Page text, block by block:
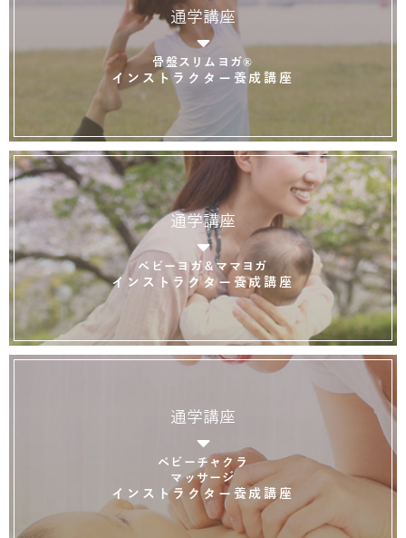
通学講座
骨盤スリムヨガ®
インストラクター養成講座
通学講座
ベビーヨガ＆ママヨガ
インストラクター養成講座
通学講座
ベビーチャクラ
マッサージ
インストラクター養成講座